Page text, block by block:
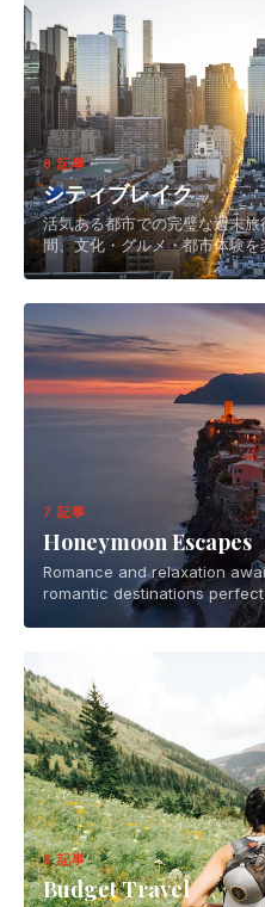
8 記事
シティブレイク
活気ある都市での完璧な週末
間、文化・グルメ・都市体験を
7 記事
Honeymoon Escapes
Romance and relaxation
romantic destinations
getaways to mountain
8 記事
Budget Travel